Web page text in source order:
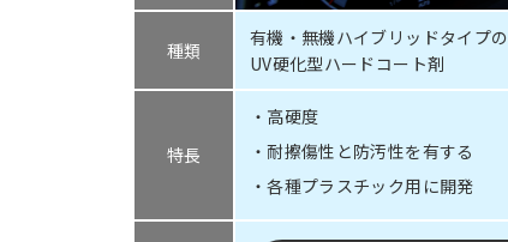
種類
有機・無機ハイブリッドタイプの
UV硬化型ハードコート剤
特長
高硬度
耐擦傷性と防汚性を有する
各種プラスチック用に開発